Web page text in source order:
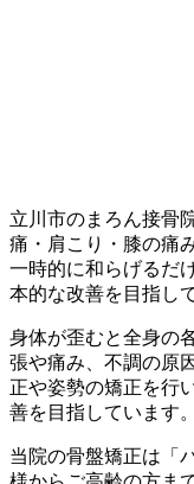
立川市のまろん接骨
痛・肩こり・膝の痛
一時的に和らげるだ
本的な改善を目指し
身体が歪むと全身の
張や痛み、不調の原
正や姿勢の矯正を行
善を目指しています。
当院の骨盤矯正は「